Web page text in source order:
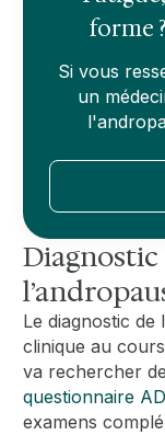
forme
Si vous
un
Le diagnostic de
clinique au
va rechercher
questionnaire
examens